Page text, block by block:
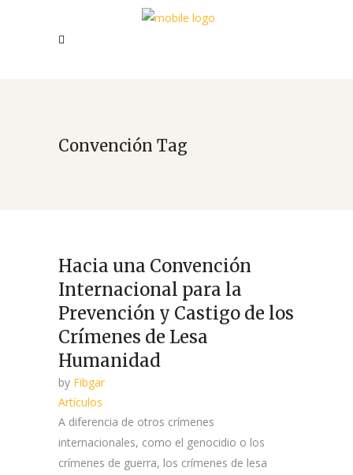
Convención Tag
Hacia una Convención
Internacional para la
Prevención y Castigo de los
Crímenes de Lesa
Humanidad
by Fibgar
Artículos
A diferencia de otros crímenes
internacionales, como el genocidio o los
crímenes de guerra, los crímenes de lesa